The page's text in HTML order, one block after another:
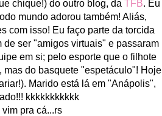
chique!) do outro blog, da TFB. Eu
mundo adorou também! Aliás,
com isso! Eu faço parte da torcida
ser "amigos virtuais" e passaram
em si; pelo esporte que o filhote
mas do basquete "espetáculo"! Hoje
Marido está lá em "Anápolis",
kkkkkkkkkkk
pra cá...rs